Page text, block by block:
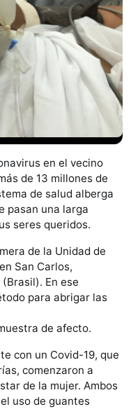
en el vecino
de 13 millones de
de salud alberga
pasan una larga
seres queridos.
de la Unidad de
San Carlos,
En ese
para abrigar las
de afecto.
con un Covid-19, que
comenzaron a
de la mujer. Ambos
uso de guantes